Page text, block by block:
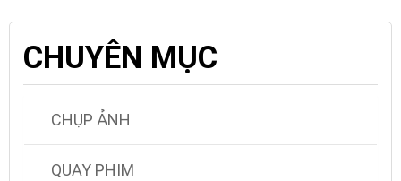
CHUYÊN MỤC
CHỤP ẢNH
QUAY PHIM